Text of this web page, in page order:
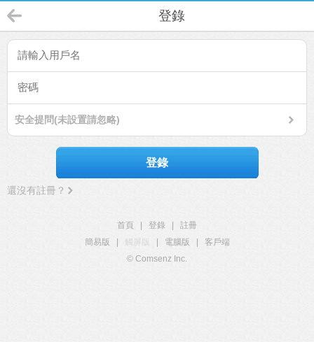
登錄
安全提問(未設置請忽略)
登錄
還沒有註冊？
首頁 登錄
註冊
簡易版
觸屏版 電腦版
客戶端
© Comsenz Inc.